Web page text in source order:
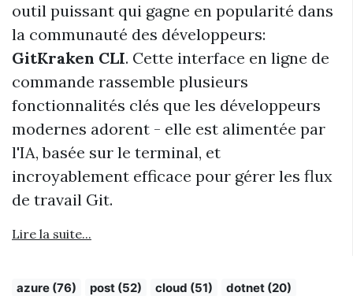
outil puissant qui gagne en popularité dans
la communauté des développeurs:
GitKraken CLI. Cette interface en ligne de
commande rassemble plusieurs
fonctionnalités clés que les développeurs
modernes adorent - elle est alimentée par
l'IA, basée sur le terminal, et
incroyablement efficace pour gérer les flux
de travail Git.
Lire la suite...
azure (76) post (52) cloud (51)
dotnet (20)